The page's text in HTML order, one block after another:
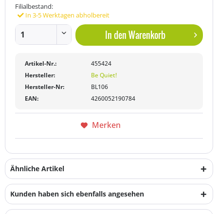
Filialbestand:
In 3-5 Werktagen abholbereit
In denWarenkorb
Artikel-Nr.:
455424
Hersteller:
Be Quiet!
Hersteller-Nr:
BL106
EAN:
4260052190784
Merken
Ähnliche Artikel
Kunden haben sich ebenfalls angesehen